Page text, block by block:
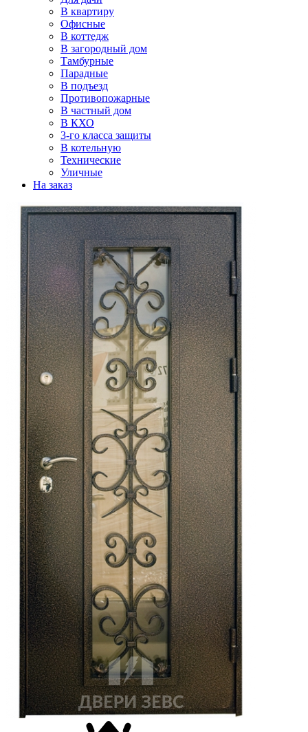
В квартиру
Офисные
В коттедж
В загородный дом
Тамбурные
Парадные
В подъезд
Противопожарные
В частный дом
В КХО
3-го класса защиты
В котельную
Технические
Уличные
На заказ